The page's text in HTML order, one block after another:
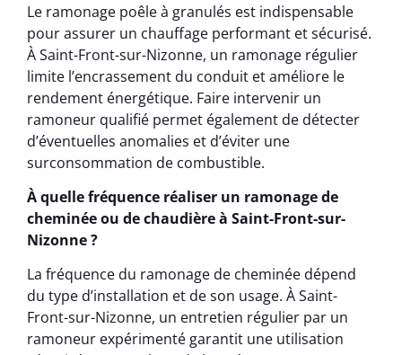
Le ramonage poêle à granulés est indispensable
pour assurer un chauffage performant et sécurisé.
À Saint-Front-sur-Nizonne, un ramonage régulier
limite l’encrassement du conduit et améliore le
rendement énergétique. Faire intervenir un
ramoneur qualifié permet également de détecter
d’éventuelles anomalies et d’éviter une
surconsommation de combustible.
À quelle fréquence réaliser un ramonage de
cheminée ou de chaudière à Saint-Front-sur-
Nizonne ?
La fréquence du ramonage de cheminée dépend
du type d’installation et de son usage. À Saint-
Front-sur-Nizonne, un entretien régulier par un
ramoneur expérimenté garantit une utilisation